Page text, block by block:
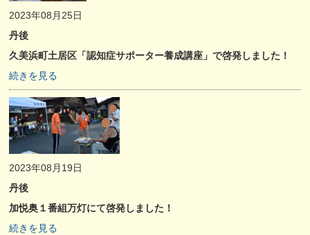
2023年08月25日
丹後
久美浜町土居区「認知症サポーター養成講座」で啓発しました！
続きを見る
2023年08月19日
丹後
加悦奥１番組万灯にて啓発しました！
続きを見る